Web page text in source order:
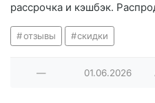
рассрочка и кэшбэк.
отзывы скидки
— 01.06.2026